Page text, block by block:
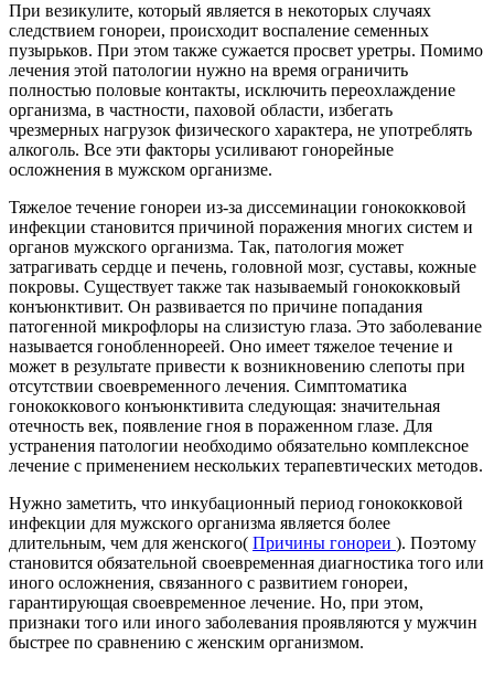
При везикулите, который является в некоторых случаях
следствием гонореи, происходит воспаление семенных
пузырьков. При этом также сужается просвет уретры. Помимо
лечения этой патологии нужно на время ограничить
полностью половые контакты, исключить переохлаждение
организма, в частности, паховой области, избегать
чрезмерных нагрузок физического характера, не употреблять
алкоголь. Все эти факторы усиливают гонорейные
осложнения в мужском организме.
Тяжелое течение гонореи из-за диссеминации гонококковой
инфекции становится причиной поражения многих систем и
органов мужского организма. Так, патология может
затрагивать сердце и печень, головной мозг, суставы, кожные
покровы. Существует также так называемый гонококковый
конъюнктивит. Он развивается по причине попадания
патогенной микрофлоры на слизистую глаза. Это заболевание
называется гонобленнореей. Оно имеет тяжелое течение и
может в результате привести к возникновению слепоты при
отсутствии своевременного лечения. Симптоматика
гонококкового конъюнктивита следующая: значительная
отечность век, появление гноя в пораженном глазе. Для
устранения патологии необходимо обязательно комплексное
лечение с применением нескольких терапевтических методов.
Нужно заметить, что инкубационный период гонококковой
инфекции для мужского организма является более
длительным, чем для женского( Причины гонореи ). Поэтому
становится обязательной своевременная диагностика того или
иного осложнения, связанного с развитием гонореи,
гарантирующая своевременное лечение. Но, при этом,
признаки того или иного заболевания проявляются у мужчин
быстрее по сравнению с женским организмом.